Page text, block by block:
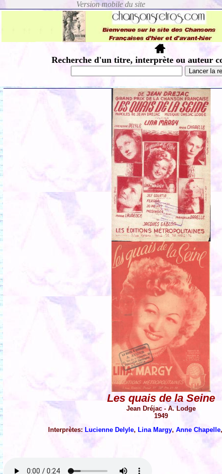
Recherche d'un titre, interprète ou auteur
Les quais de la Seine
Jean Dréjac - A. Lodge
1949
Interprètes: Lucienne Delyle, Lina Margy,Anne Chapelle